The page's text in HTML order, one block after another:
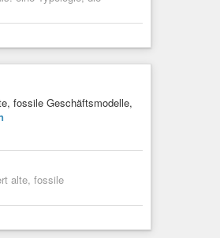
fossile Geschäftsmodelle,
alte, fossile